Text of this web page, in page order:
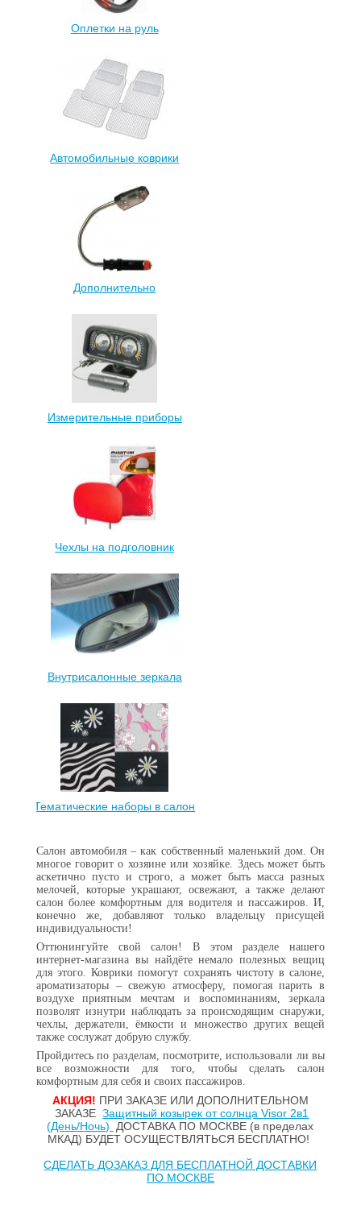
Оплетки на руль
Автомобильные коврики
Дополнительно
Измерительные приборы
Чехлы на подголовник
Внутрисалонные зеркала
Тематические наборы в салон
Салон автомобиля – как собственный маленький дом. Он
многое говорит о хозяине или хозяйке. Здесь может быть
аскетично пусто и строго, а может быть масса разных
мелочей, которые украшают, освежают, а также делают
салон более комфортным для водителя и пассажиров. И,
конечно же, добавляют только владельцу присущей
индивидуальности!
Оттюнингуйте свой салон! В этом разделе нашего
интернет-магазина вы найдёте немало полезных вещиц
для этого. Коврики помогут сохранять чистоту в салоне,
ароматизаторы – свежую атмосферу, помогая парить в
воздухе приятным мечтам и воспоминаниям, зеркала
позволят изнутри наблюдать за происходящим снаружи,
чехлы, держатели, ёмкости и множество других вещей
также сослужат добрую службу.
Пройдитесь по разделам, посмотрите, использовали ли вы
все возможности для того, чтобы сделать салон
комфортным для себя и своих пассажиров.
АКЦИЯ! ПРИ ЗАКАЗЕ ИЛИ ДОПОЛНИТЕЛЬНОМ
ЗАКАЗЕЗащитный козырек от солнца Visor 2в1
(День/Ночь)
ДОСТАВКА ПО МОСКВЕ (в пределах
МКАД) БУДЕТ ОСУЩЕСТВЛЯТЬСЯ БЕСПЛАТНО!
СДЕЛАТЬ ДОЗАКАЗ ДЛЯ БЕСПЛАТНОЙ ДОСТАВКИ
ПО МОСКВЕ